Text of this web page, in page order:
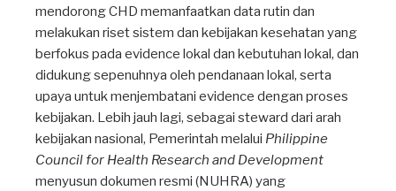
mendorong CHD memanfaatkan data rutin dan
melakukan riset sistem dan kebijakan kesehatan yang
berfokus pada evidence lokal dan kebutuhan lokal, dan
didukung sepenuhnya oleh pendanaan lokal, serta
upaya untuk menjembatani evidence dengan proses
kebijakan. Lebih jauh lagi, sebagai steward dari arah
kebijakan nasional, Pemerintah melalui Philippine
Council for Health Research and Development
menyusun dokumen resmi (NUHRA) yang